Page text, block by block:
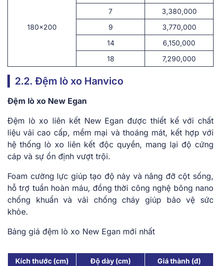
180×200
7
3,380,000
9
3,770,000
14
6,150,000
18
7,290,000
2.2. Đệm lò xo Hanvico
Đệm lò xo New Egan
Đệm lò xo liên kết New Egan được thiết kế với chất
liệu vải cao cấp, mềm mại và thoáng mát, kết hợp với
hệ thống lò xo liên kết độc quyền, mang lại độ cứng
cáp và sự ổn định vượt trội.
Foam cường lực giúp tạo độ nảy và nâng đỡ cột sống,
hỗ trợ tuần hoàn máu, đồng thời công nghệ bông nano
chống khuẩn và vải chống cháy giúp bảo vệ sức
khỏe.
Bảng giá đệm lò xo New Egan mới nhất
Kích thước (cm) Độ dày (cm)
Giá thành (đ)